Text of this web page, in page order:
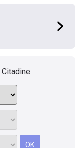
Citadine
OK